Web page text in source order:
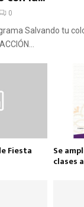
0
Salvando tu
Fiesta Se
clases